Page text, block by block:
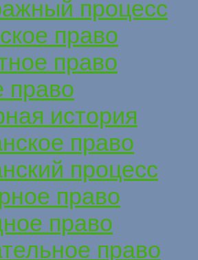
процесс
право
право
право
история
право
процесс
право
право
право